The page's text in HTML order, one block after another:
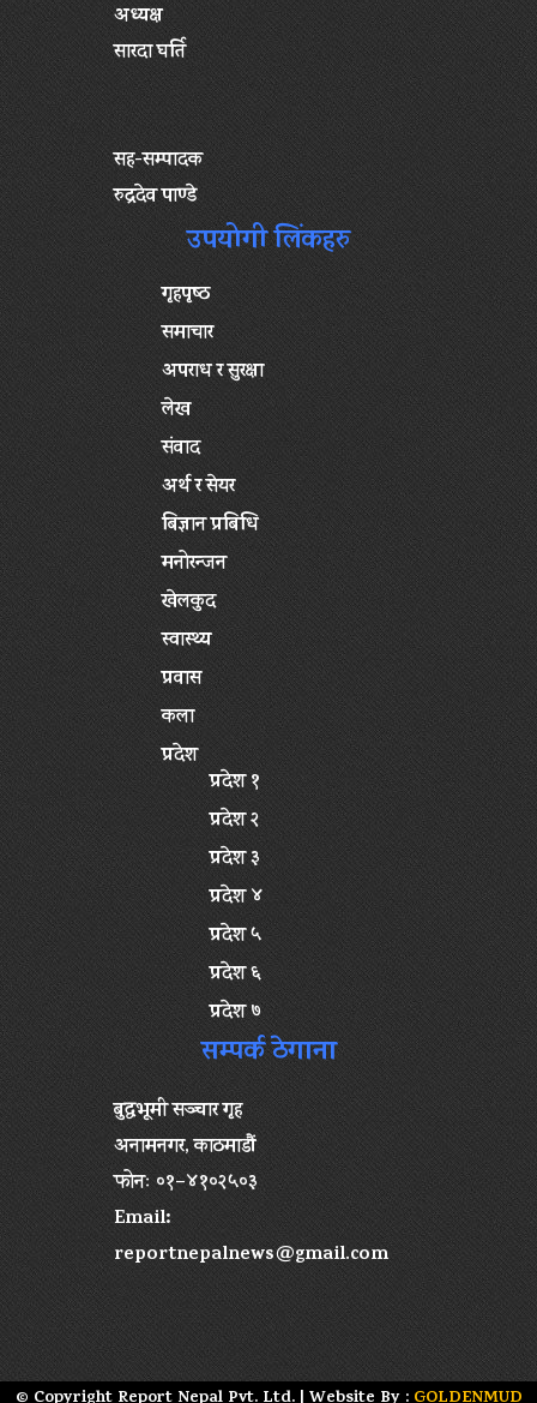
अध्यक्ष
सारदा घर्ति
सह-सम्पादक
रुद्रदेव पाण्डे
उपयोगी लिंकहरु
गृहपृष्‍ठ
समाचार
अपराध र सुरक्षा
लेख
संवाद
अर्थ र सेयर
बिज्ञान प्रबिधि
मनोरन्जन
खेलकुद
स्वास्थ्य
प्रवास
कला
प्रदेश
प्रदेश १
प्रदेश २
प्रदेश ३
प्रदेश ४
प्रदेश ५
प्रदेश ६
प्रदेश ७
सम्पर्क ठेगाना
बुद्धभूमी सञ्चार गृह
अनामनगर, काठमाडौं
फोनः ०१–४१०२५०३
Email:
reportnepalnews@gmail.com